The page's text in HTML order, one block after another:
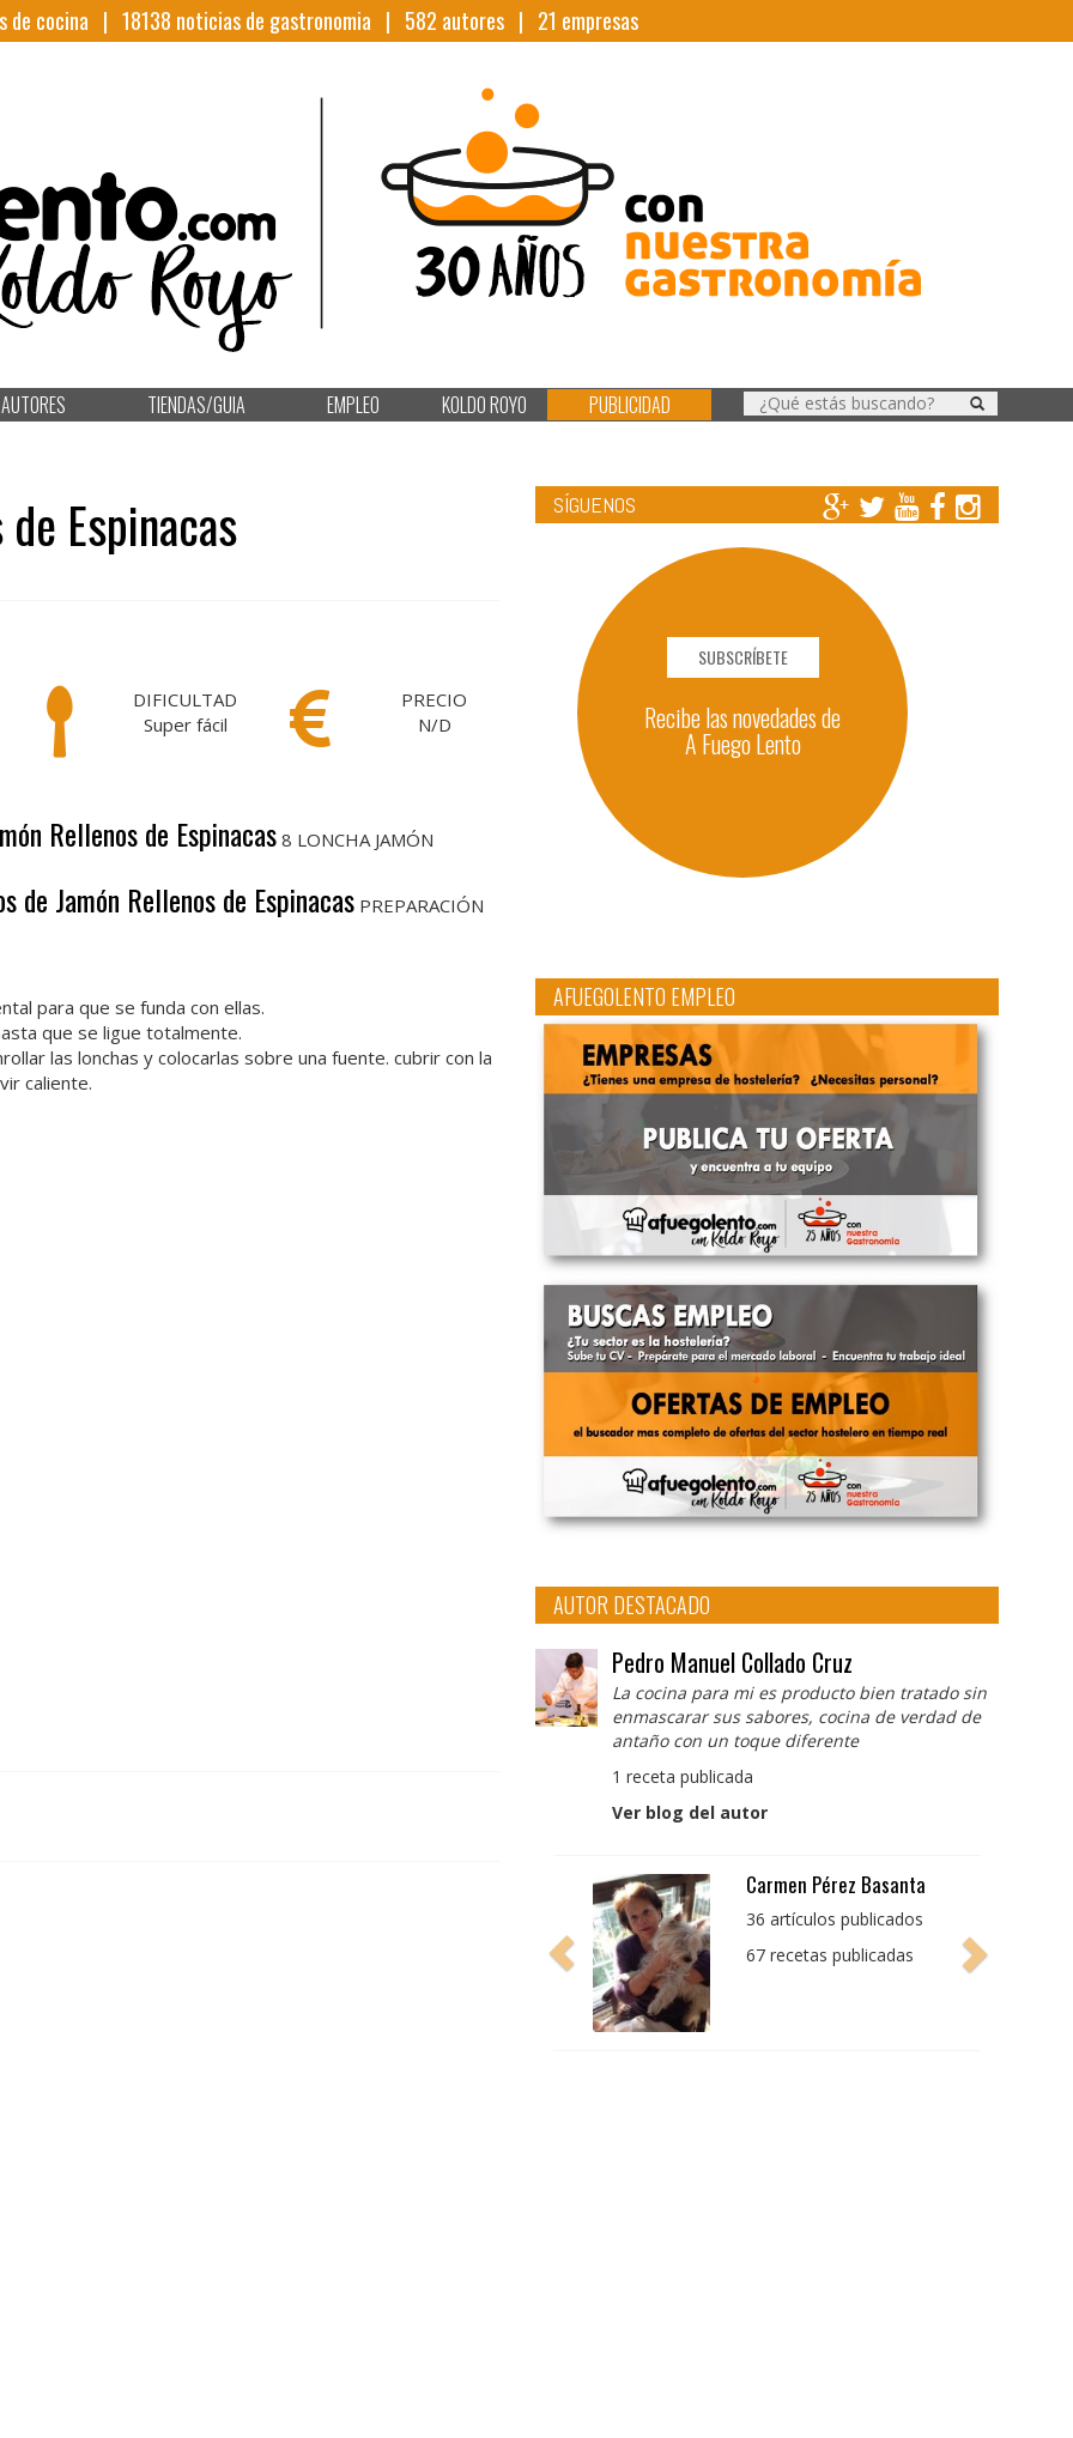
de cocina | 18138 noticias de gastronomia | 582 autores | 21 empresas
AUTORES TIENDAS/GUIA EMPLEO KOLDO ROYO PUBLICIDAD
Espinacas
DIFICULTAD
Super fácil
PRECIO
N/D
Rellenos de Espinacas 8 LONCHA JAMÓN
de Jamón Rellenos de Espinacas PREPARACIÓN
para que se funda con ellas.
que se ligue totalmente.
las lonchas y colocarlas sobre una fuente. cubrir con la
caliente.
SÍGUENOS
SUBSCRÍBETE
Recibe las novedades de
A Fuego Lento
AFUEGOLENTO EMPLEO
AUTOR DESTACADO
Pedro Manuel Collado Cruz
La cocina para mi es producto bien tratado sin
enmascarar sus sabores, cocina de verdad de
antaño con un toque diferente
1 receta publicada
Ver blog del autor
Pedro Manuel Collado
Cruz
producto bien tratado